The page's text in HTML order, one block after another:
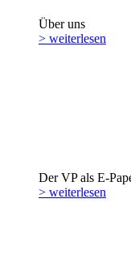
Über uns
> weiterlesen
Der VP als E-
> weiterlesen